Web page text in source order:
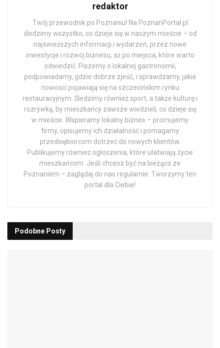
redaktor
Twój przewodnik po Poznaniu! Na PoznanPortal.pl
śledzimy wszystko, co dzieje się w naszym mieście – od
najświeższych informacji i wydarzeń, przez nowe
inwestycje i rozwój biznesu, aż po miejsca, które warto
odwiedzić. Piszemy o lokalnej gastronomii,
podpowiadamy, gdzie dobrze zjeść, i sprawdzamy, jakie
nowości pojawiają się na szczecińskim rynku
restauracyjnym. Śledzimy również sport, a także kulturę i
rozrywkę, by mieszkańcy zawsze wiedzieli, co dzieje się
w mieście. Wspieramy lokalny biznes – promujemy
firmy, opisujemy ich działalność i pomagamy
przedsiębiorcom dotrzeć do nowych klientów.
Publikujemy również ogłoszenia, które ułatwiają życie
mieszkańcom. Jeśli chcesz być na bieżąco ze
Poznaniem – zaglądaj do nas regularnie. Tworzymy ten
portal dla Ciebie!
Podobne Posty